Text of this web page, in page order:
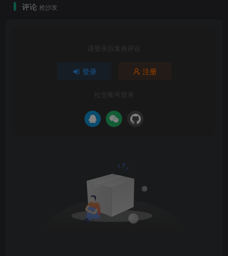
评论 抢沙发
请登录后发表评论
登录 注册
社交账号登录